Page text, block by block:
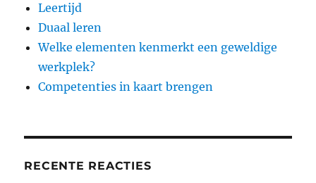
Leertijd
Duaal leren
Welke elementen kenmerkt een geweldige
werkplek?
Competenties in kaart brengen
RECENTE REACTIES